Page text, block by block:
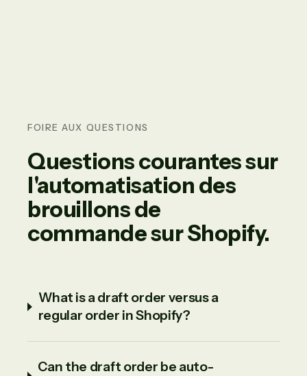
FOIRE AUX QUESTIONS
Questions courantes sur
l'automatisation des
brouillons de
commande sur Shopify.
What is a draft order versus a
regular order in Shopify?
Can the draft order be auto-